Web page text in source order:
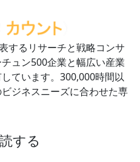
するリサーチと戦略コンサ
ュン500企業と幅広い産業
ています。300,000時間以
ジネスニーズに合わせた専
する